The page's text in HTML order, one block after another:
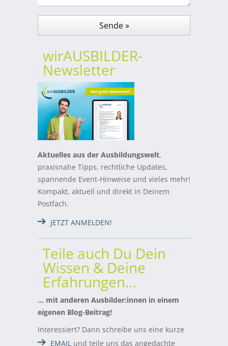
wirAUSBILDER-
Newsletter
Aktuelles aus der Ausbildungswelt,
praxisnahe Tipps, rechtliche Updates,
spannende Event-Hinweise und vieles mehr!
Kompakt, aktuell und direkt in Deinem
Postfach.
JETZT ANMELDEN!
Teile auch Du Dein
Wissen & Deine
Erfahrungen…
… mit anderen Ausbilder:innen in einem
eigenen Blog-Beitrag!
Interessiert? Dann schreibe uns eine kurze
EMAIL und teile uns das angedachte